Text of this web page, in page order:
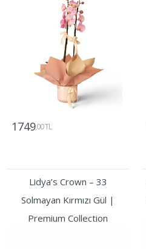
1749,00 TL
Lidya’s Crown – 33
Solmayan Kırmızı Gül |
Premium Collection